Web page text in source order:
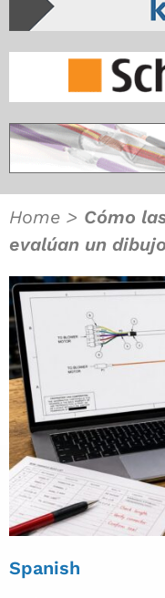
Home > Cómo
evalúan un
Spanish